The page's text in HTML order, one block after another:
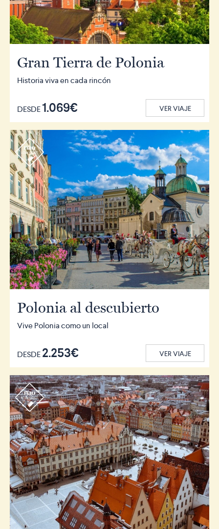
Gran Tierra de Polonia
Historia viva en cada rincón
DESDE1.069€ VER VIAJE
r
Polonia al descubierto
Vive Polonia como un local
DESDE2.253€ VER VIAJE
r